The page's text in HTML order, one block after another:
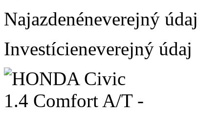
Najazdenéneverejný údaj
Investícieneverejný údaj